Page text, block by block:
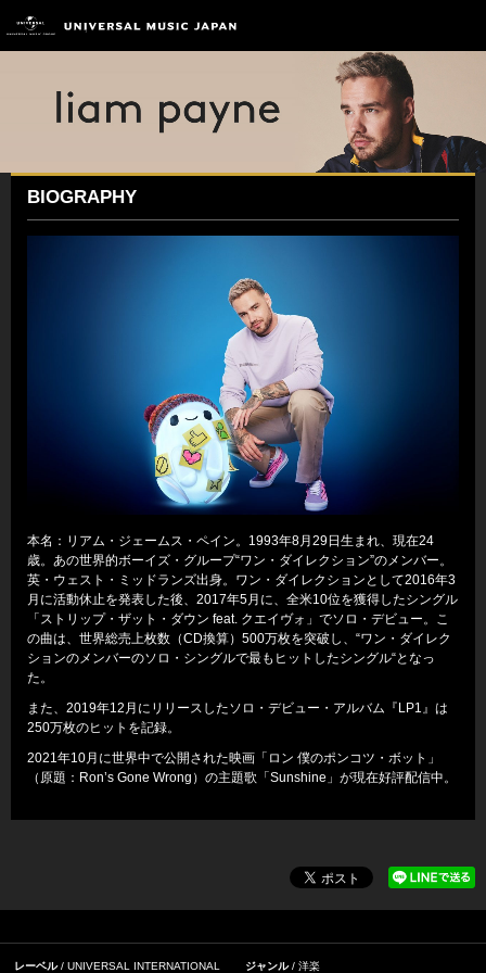
BIOGRAPHY
本名：リアム・ジェームス・ペイン。1993年8月29日生まれ、現在24
歳。あの世界的ボーイズ・グループ“ワン・ダイレクション”のメンバー。
英・ウェスト・ミッドランズ出身。ワン・ダイレクションとして2016年3
月に活動休止を発表した後、2017年5月に、全米10位を獲得したシングル
「ストリップ・ザット・ダウン feat. クエイヴォ」でソロ・デビュー。こ
の曲は、世界総売上枚数（CD換算）500万枚を突破し、“ワン・ダイレク
ションのメンバーのソロ・シングルで最もヒットしたシングル“となっ
た。
また、2019年12月にリリースしたソロ・デビュー・アルバム『LP1』は
250万枚のヒットを記録。
2021年10月に世界中で公開された映画「ロン 僕のポンコツ・ボット」
（原題：Ron’s Gone Wrong）の主題歌「Sunshine」が現在好評配信中。
レーベル UNIVERSAL INTERNATIONAL ジャンル 洋楽